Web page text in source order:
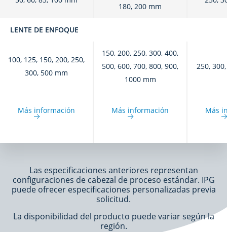
180, 200 mm
LENTE DE ENFOQUE
100, 125, 150, 200, 250,
300, 500 mm
150, 200, 250, 300, 400,
500, 600, 700, 800, 900,
1000 mm
250,
Más información Más información Más
Las especificaciones anteriores representan
configuraciones de cabezal de proceso estándar. IPG
puede ofrecer especificaciones personalizadas previa
solicitud.
La disponibilidad del producto puede variar según la
región.